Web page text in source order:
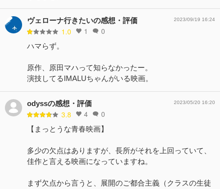
ヴェローナ行きたいの感想・評価
1.0 1 0
2023/09/19 16:24
ハマらず。
原作、原田マハって知らなかったー。
演技してるIMALUちゃんがいる映画。
odyssの感想・評価
3.8 4 0
2023/05/20 16:20
【まっとうな青春映画】
多少の欠点はありますが、長所がそれを上回っていて、
佳作と言える映画になっていますね。
まず欠点から言うと、展開のご都合主義（クラスの生徒